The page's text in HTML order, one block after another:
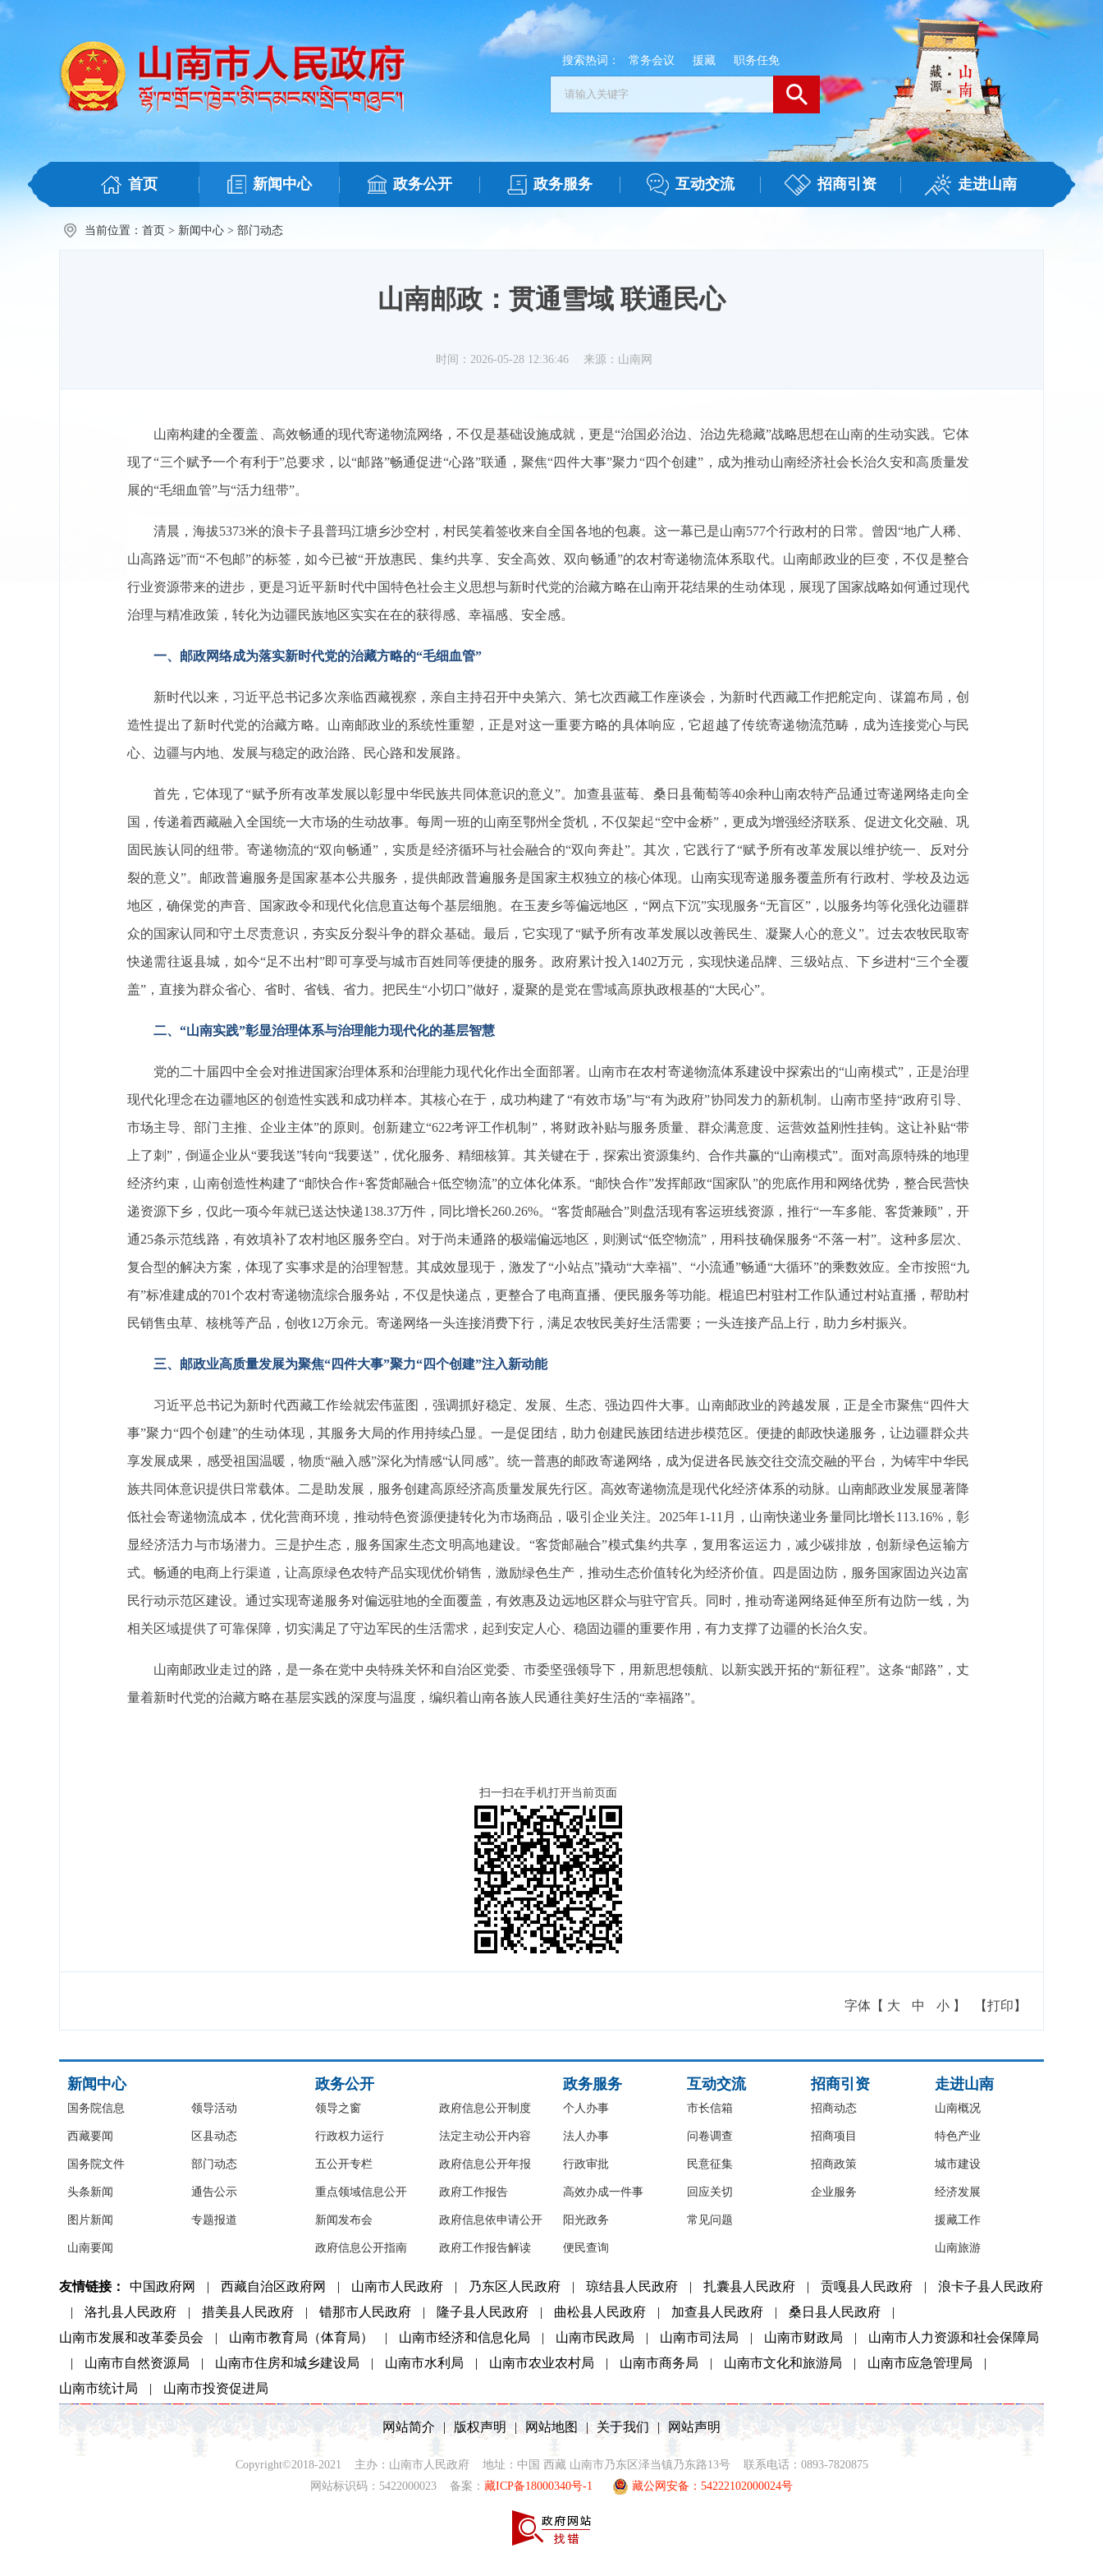
搜索热词： 常务会议 援藏 职务任免
首页 新闻中心 政务公开 政务服务 互动交流 招商引资 走进山南
当前位置： 首页 > 新闻中心 > 部门动态
山南邮政：贯通雪域 联通民心
时间：2026-05-28 12:36:46 来源：山南网
山南构建的全覆盖、高效畅通的现代寄递物流网络，不仅是基础设施成就，更是“治国必治边、治边先稳藏”战略思想在山南的生动实践。它体
现了“三个赋予一个有利于”总要求，以“邮路”畅通促进“心路”联通，聚焦“四件大事”聚力“四个创建”，成为推动山南经济社会长治久安和高质量发
展的“毛细血管”与“活力纽带”。
清晨，海拔5373米的浪卡子县普玛江塘乡沙空村，村民笑着签收来自全国各地的包裹。这一幕已是山南577个行政村的日常。曾因“地广人稀、
山高路远”而“不包邮”的标签，如今已被“开放惠民、集约共享、安全高效、双向畅通”的农村寄递物流体系取代。山南邮政业的巨变，不仅是整合
行业资源带来的进步，更是习近平新时代中国特色社会主义思想与新时代党的治藏方略在山南开花结果的生动体现，展现了国家战略如何通过现代
治理与精准政策，转化为边疆民族地区实实在在的获得感、幸福感、安全感。
一、邮政网络成为落实新时代党的治藏方略的“毛细血管”
新时代以来，习近平总书记多次亲临西藏视察，亲自主持召开中央第六、第七次西藏工作座谈会，为新时代西藏工作把舵定向、谋篇布局，创
造性提出了新时代党的治藏方略。山南邮政业的系统性重塑，正是对这一重要方略的具体响应，它超越了传统寄递物流范畴，成为连接党心与民
心、边疆与内地、发展与稳定的政治路、民心路和发展路。
首先，它体现了“赋予所有改革发展以彰显中华民族共同体意识的意义”。加查县蓝莓、桑日县葡萄等40余种山南农特产品通过寄递网络走向全
国，传递着西藏融入全国统一大市场的生动故事。每周一班的山南至鄂州全货机，不仅架起“空中金桥”，更成为增强经济联系、促进文化交融、巩
固民族认同的纽带。寄递物流的“双向畅通”，实质是经济循环与社会融合的“双向奔赴”。其次，它践行了“赋予所有改革发展以维护统一、反对分
裂的意义”。邮政普遍服务是国家基本公共服务，提供邮政普遍服务是国家主权独立的核心体现。山南实现寄递服务覆盖所有行政村、学校及边远
地区，确保党的声音、国家政令和现代化信息直达每个基层细胞。在玉麦乡等偏远地区，“网点下沉”实现服务“无盲区”，以服务均等化强化边疆群
众的国家认同和守土尽责意识，夯实反分裂斗争的群众基础。最后，它实现了“赋予所有改革发展以改善民生、凝聚人心的意义”。过去农牧民取寄
快递需往返县城，如今“足不出村”即可享受与城市百姓同等便捷的服务。政府累计投入1402万元，实现快递品牌、三级站点、下乡进村“三个全覆
盖”，直接为群众省心、省时、省钱、省力。把民生“小切口”做好，凝聚的是党在雪域高原执政根基的“大民心”。
二、“山南实践”彰显治理体系与治理能力现代化的基层智慧
党的二十届四中全会对推进国家治理体系和治理能力现代化作出全面部署。山南市在农村寄递物流体系建设中探索出的“山南模式”，正是治理
现代化理念在边疆地区的创造性实践和成功样本。其核心在于，成功构建了“有效市场”与“有为政府”协同发力的新机制。山南市坚持“政府引导、
市场主导、部门主推、企业主体”的原则。创新建立“622考评工作机制”，将财政补贴与服务质量、群众满意度、运营效益刚性挂钩。这让补贴“带
上了刺”，倒逼企业从“要我送”转向“我要送”，优化服务、精细核算。其关键在于，探索出资源集约、合作共赢的“山南模式”。面对高原特殊的地理
经济约束，山南创造性构建了“邮快合作+客货邮融合+低空物流”的立体化体系。“邮快合作”发挥邮政“国家队”的兜底作用和网络优势，整合民营快
递资源下乡，仅此一项今年就已送达快递138.37万件，同比增长260.26%。“客货邮融合”则盘活现有客运班线资源，推行“一车多能、客货兼顾”，开
通25条示范线路，有效填补了农村地区服务空白。对于尚未通路的极端偏远地区，则测试“低空物流”，用科技确保服务“不落一村”。这种多层次、
复合型的解决方案，体现了实事求是的治理智慧。其成效显现于 ，激发了“小站点”撬动“大幸福”、“小流通”畅通“大循环”的乘数效应。全市按照“九
有”标准建成的701个农村寄递物流综合服务站，不仅是快递点，更整合了电商直播、便民服务等功能。棍追巴村驻村工作队通过村站直播，帮助村
民销售虫草、核桃等产品，创收12万余元。寄递网络一头连接消费下行，满足农牧民美好生活需要；一头连接产品上行，助力乡村振兴。
三、邮政业高质量发展为聚焦“四件大事”聚力“四个创建”注入新动能
习近平总书记为新时代西藏工作绘就宏伟蓝图，强调抓好稳定、发展、生态、强边四件大事。 山南邮政业的跨越发展，正是全市聚焦“四件大
事”聚力“四个创建”的生动体现，其服务大局的作用持续凸显。 一是促 团结，助力创建民族团结进步模范区。便捷的邮政快递服务，让边疆群众共
享发展成果，感受祖国温暖，物质“融入感”深化为情感“认同感”。统一普惠的邮政寄递网络，成为促进各民族交往交流交融的平台，为铸牢中华民
族共同体意识提供日常载体。二是助发展，服务创建高原经济高质量发展先行区。高效寄递物流是现代化经济体系的动脉。山南邮政业发展显著降
低社会寄递物流成本，优化营商环境，推动特色资源便捷转化为市场商品，吸引企业关注。2025年1-11月，山南快递业务量同比增长113.16%，彰
显经济活力与市场潜力。 三是护生态，服务国家生态文明高地建设。“客货邮融合”模式集约共享，复用客运运力，减少碳排放，创新绿色运输方
式。畅通的电商上行渠道，让高原绿色农特产品实现优价销售，激励绿色生产，推动生态价值转化为经济价值。四是固边防，服务国家固边兴边富
民行动示范区建设。通过实现寄递服务对偏远驻地的全面覆盖，有效惠及边远地区群众与驻守官兵。同时，推动寄递网络延伸至所有边防一线，为
相关区域提供了可靠保障，切实满足了守边军民的生活需求，起到安定人心、稳固边疆的重要作用，有力支撑了边疆的长治久安。
山南邮政业走过的路，是一条在党中央特殊关怀和自治区党委、市委坚强领导下，用新思想领航、以新实践开拓的“新征程”。这条“邮路”，丈
量着新时代党的治藏方略在基层实践的深度与温度，编织着山南各族人民通往美好生活的“幸福路”。
扫一扫在手机打开当前页面
字体【 大 中 小 】 【打印】
新闻中心
国务院信息
西藏要闻
国务院文件
头条新闻
图片新闻
山南要闻
领导活动
区县动态
部门动态
通告公示
专题报道
政务公开
领导之窗
行政权力运行
五公开专栏
重点领域信息公开
新闻发布会
政府信息公开指南
政府信息公开制度
法定主动公开内容
政府信息公开年报
政府工作报告
政府信息依申请公开
政府工作报告解读
政务服务
个人办事
法人办事
行政审批
高效办成一件事
阳光政务
便民查询
互动交流
市长信箱
问卷调查
民意征集
回应关切
常见问题
招商引资
招商动态
招商项目
招商政策
企业服务
走进山南
山南概况
特色产业
城市建设
经济发展
援藏工作
山南旅游
友情链接： 中国政府网 | 西藏自治区政府网 | 山南市人民政府 | 乃东区人民政府 | 琼结县人民政府 | 扎囊县人民政府 | 贡嘎县人民政府 |
浪卡子县人民政府
|
洛扎县人民政府 | 措美县人民政府 | 错那市人民政府 | 隆子县人民政府 | 曲松县人民政府 | 加查县人民政府 | 桑日县人民政府
|
山南市发展和改革委员会
| 山南市教育局（体育局） | 山南市经济和信息化局 | 山南市民政局 | 山南市司法局 | 山南市财政局 |
山南市人力资源和社会保障局
|
山南市自然资源局 | 山南市住房和城乡建设局 | 山南市水利局 | 山南市农业农村局 | 山南市商务局 | 山南市文化和旅游局 | 山南市应急管理局
|
山南市统计局
| 山南市投资促进局
网站简介 | 版权声明 | 网站地图 | 关于我们 | 网站声明
Copyright©2018-2021 主办：山南市人民政府 地址：中国 西藏 山南市乃东区泽当镇乃东路13号 联系电话：0893-7820875
网站标识码：5422000023 备案： 藏ICP备18000340号-1 藏公网安备：54222102000024号